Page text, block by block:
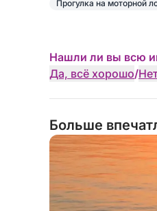
-ДЕНИЯ-
•Пляж Ле Маринес.
•Ле Ротес.
•Пунта Негра.
•Ла Кова Тальяда.
•Природный
Прогулка на моторной
Нашли ли вы всю
Да, всё хорошо/
Больше